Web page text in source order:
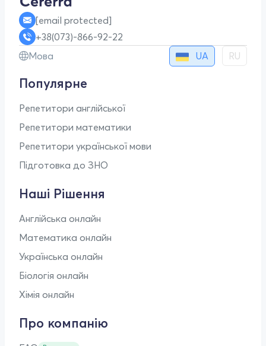
[email protected]
+38(073)-866-92-22
Мова
UA RU
Популярне
Репетитори англійської
Репетитори математики
Репетитори української мови
Підготовка до ЗНО
Наші Рішення
Англійська онлайн
Математика онлайн
Українська онлайн
Біологія онлайн
Хімія онлайн
Про компанію